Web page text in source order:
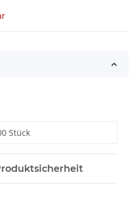
Stück